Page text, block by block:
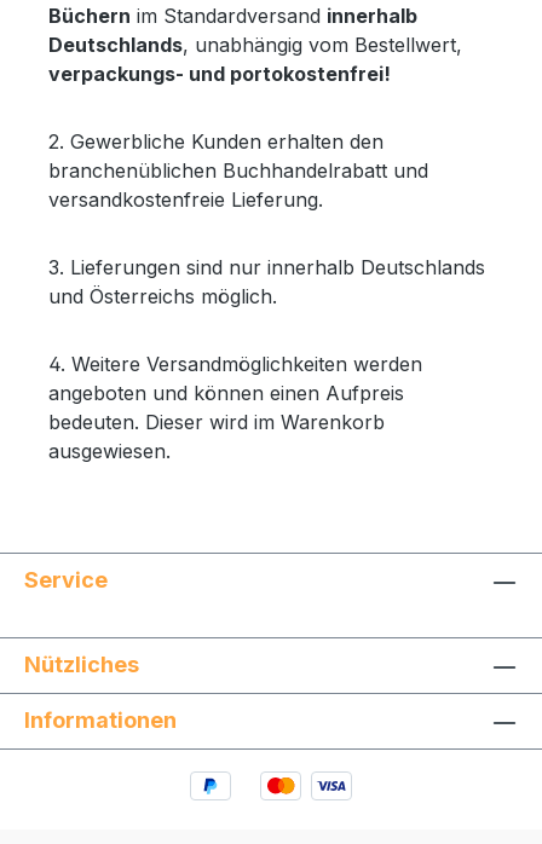
Büchern im Standardversand innerhalb
Deutschlands, unabhängig vom Bestellwert,
verpackungs- und portokostenfrei!
2. Gewerbliche Kunden erhalten den
branchenüblichen Buchhandelrabatt und
versandkostenfreie Lieferung.
3. Lieferungen sind nur innerhalb Deutschlands
und Österreichs möglich.
4. Weitere Versandmöglichkeiten werden
angeboten und können einen Aufpreis
bedeuten. Dieser wird im Warenkorb
ausgewiesen.
Service
Nützliches
Informationen